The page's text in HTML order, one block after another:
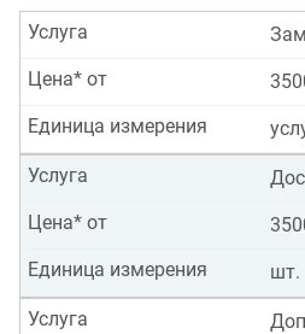
Услуга
Цена* от
Единица измерения
Услуга
Цена* от
шт.
Единица измерения
Услуга